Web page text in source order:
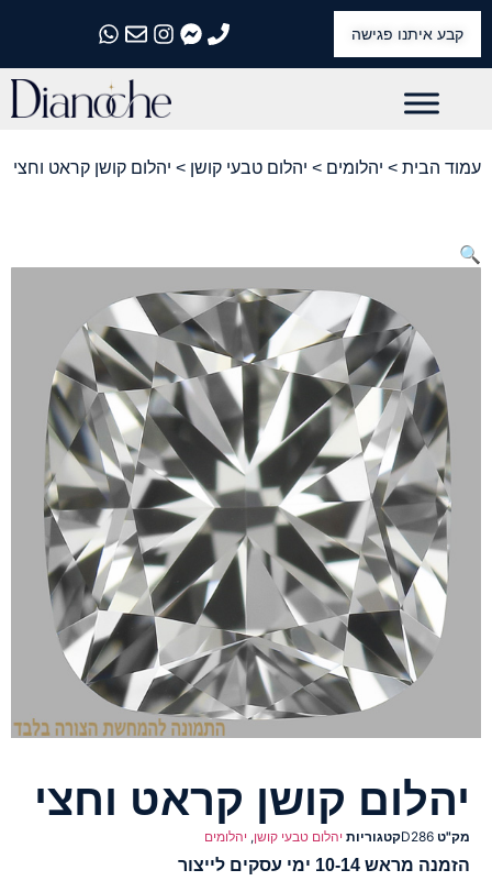
קבע איתנו פגישה
התקשרו אלינו
התקשרו אלינו
התקשרו אלינו
התקשרו אלינו
התקשרו אלינו
עמוד הבית > יהלומים > יהלום טבעי קושן > יהלום קושן קראט וחצי
🔍
יהלום קושן קראט וחצי
מק"ט D286קטגוריות יהלום טבעי קושן, יהלומים
הזמנה מראש 10-14 ימי עסקים לייצור